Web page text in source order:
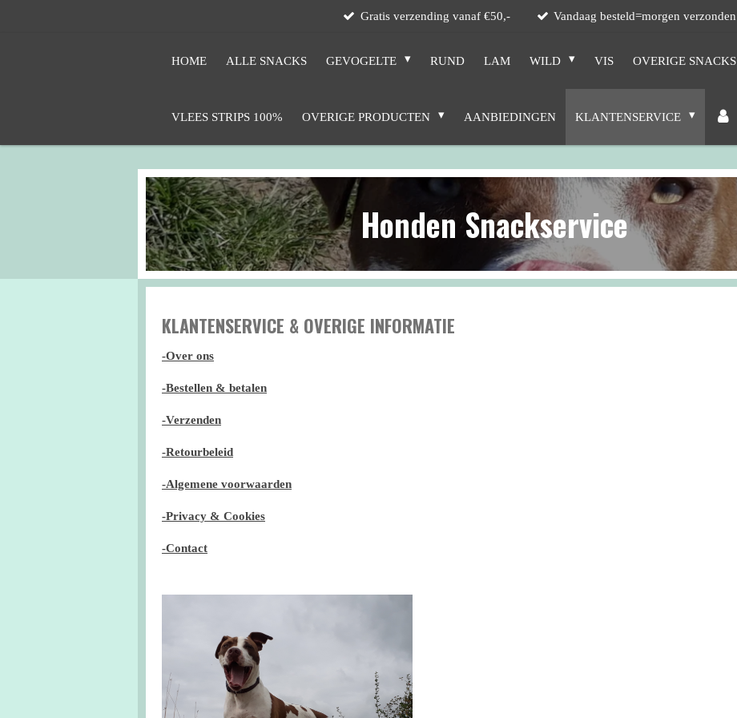
Gratis verzending vanaf €50,- Vandaag besteld=morgen verzonden
HOME ALLE SNACKS GEVOGELTE RUND LAM WILD VIS OVERIGE SNACKS
VLEES STRIPS 100% OVERIGE PRODUCTEN AANBIEDINGEN KLANTENSERVICE
Honden Snackservice
KLANTENSERVICE & OVERIGE INFORMATIE
-Over ons
-Bestellen & betalen
-Verzenden
-Retourbeleid
-Algemene voorwaarden
-Privacy & Cookies
-Contact